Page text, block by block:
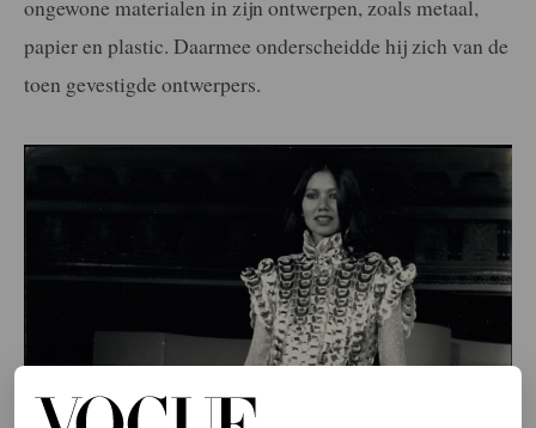
ongewone materialen in zijn ontwerpen, zoals metaal,
papier en plastic. Daarmee onderscheidde hij zich van de
toen gevestigde ontwerpers.